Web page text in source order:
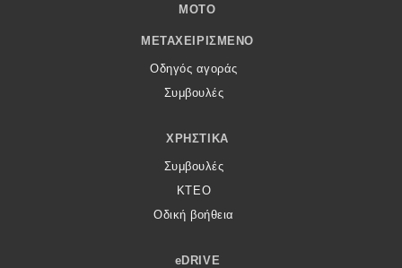
MOTO
ΜΕΤΑΧΕΙΡΙΣΜΈΝΟ
Οδηγός αγοράς
Συμβουλές
ΧΡΗΣΤΙΚΆ
Συμβουλές
ΚΤΕΟ
Οδική βοήθεια
eDRIVE